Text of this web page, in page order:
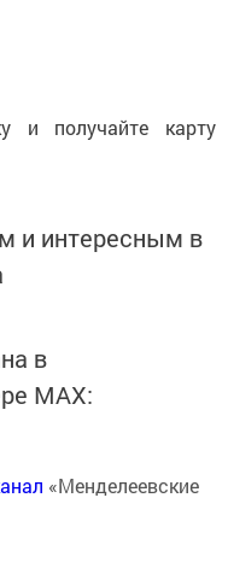
и получайте карту
и интересным в
в
MАХ:
«Менделеевские